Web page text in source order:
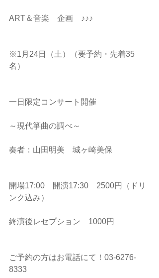
ART＆音楽　企画　♪♪♪
※1月24日（土）（要予約・先着35
名）
一日限定コンサート開催
～現代箏曲の調べ～
奏者：山田明美　城ヶ崎美保
開場17:00　開演17:30　2500円（ドリ
ンク込み）
終演後レセプション　1000円
ご予約の方はお電話にて！03-6276-
8333